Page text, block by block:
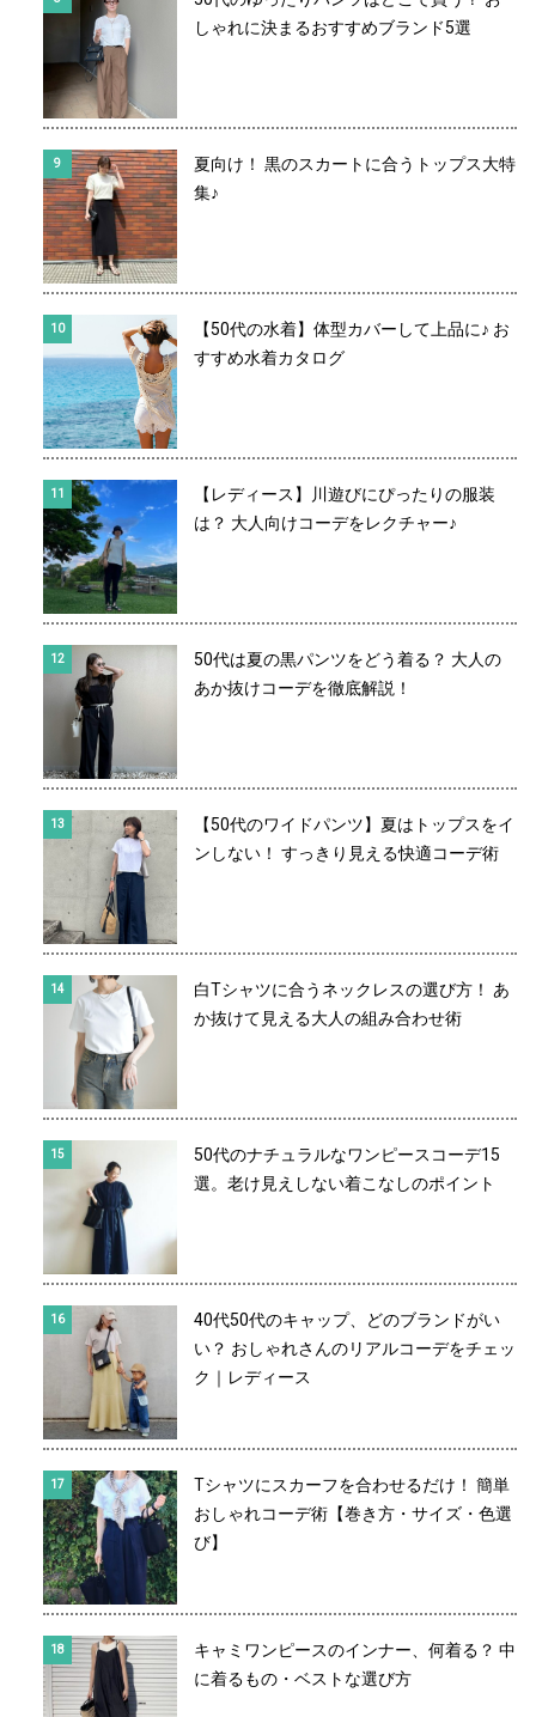
しゃれに決まるおすすめブランド5選
夏向け！ 黒のスカートに合うトップス大特
集♪
【50代の水着】体型カバーして上品に♪ お
すすめ水着カタログ
【レディース】川遊びにぴったりの服装
は？ 大人向けコーデをレクチャー♪
50代は夏の黒パンツをどう着る？ 大人の
あか抜けコーデを徹底解説！
【50代のワイドパンツ】夏はトップスをイ
ンしない！ すっきり見える快適コーデ術
白Tシャツに合うネックレスの選び方！ あ
か抜けて見える大人の組み合わせ術
50代のナチュラルなワンピースコーデ15
選。老け見えしない着こなしのポイント
40代50代のキャップ、どのブランドがい
い？ おしゃれさんのリアルコーデをチェッ
ク｜レディース
Tシャツにスカーフを合わせるだけ！ 簡単
おしゃれコーデ術【巻き方・サイズ・色選
び】
キャミワンピースのインナー、何着る？ 中
に着るもの・ベストな選び方